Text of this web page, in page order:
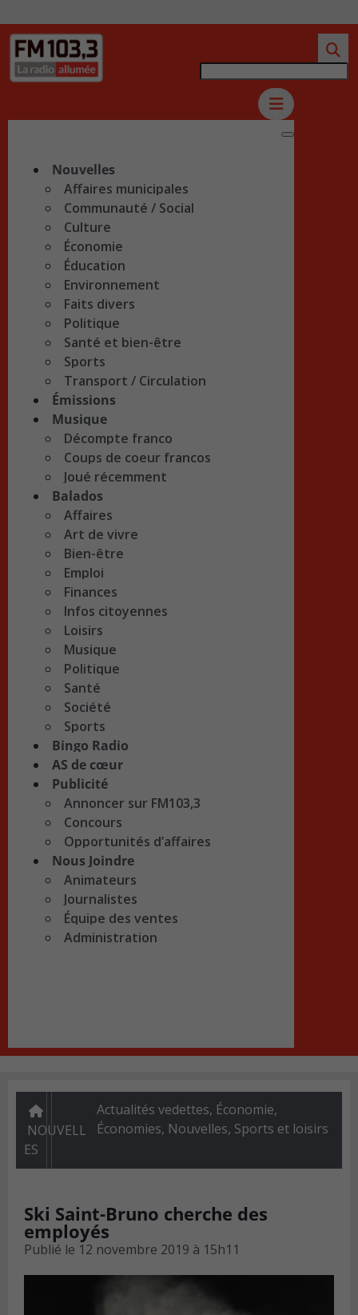
Nouvelles
Affaires municipales
Communauté / Social
Culture
Économie
Éducation
Environnement
Faits divers
Politique
Santé et bien-être
Sports
Transport / Circulation
Émissions
Musique
Décompte franco
Coups de coeur francos
Joué récemment
Balados
Affaires
Art de vivre
Bien-être
Emploi
Finances
Infos citoyennes
Loisirs
Musique
Politique
Santé
Société
Sports
Bingo Radio
AS de cœur
Publicité
Annoncer sur FM103,3
Concours
Opportunités d’affaires
Nous Joindre
Animateurs
Journalistes
Équipe des ventes
Administration
NOUVELL
ES
Actualités vedettes, Économie,
Économies, Nouvelles, Sports et loisirs
Ski Saint-Bruno cherche des
employés
Publié le 12 novembre 2019 à 15h11